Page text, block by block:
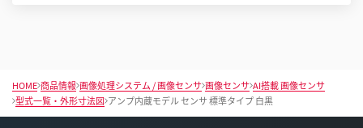
HOME 商品情報 画像処理システム / 画像センサ 画像センサ AI搭載 画像センサ
型式一覧・外形寸法図 アンプ内蔵モデル センサ 標準タイプ 白黒